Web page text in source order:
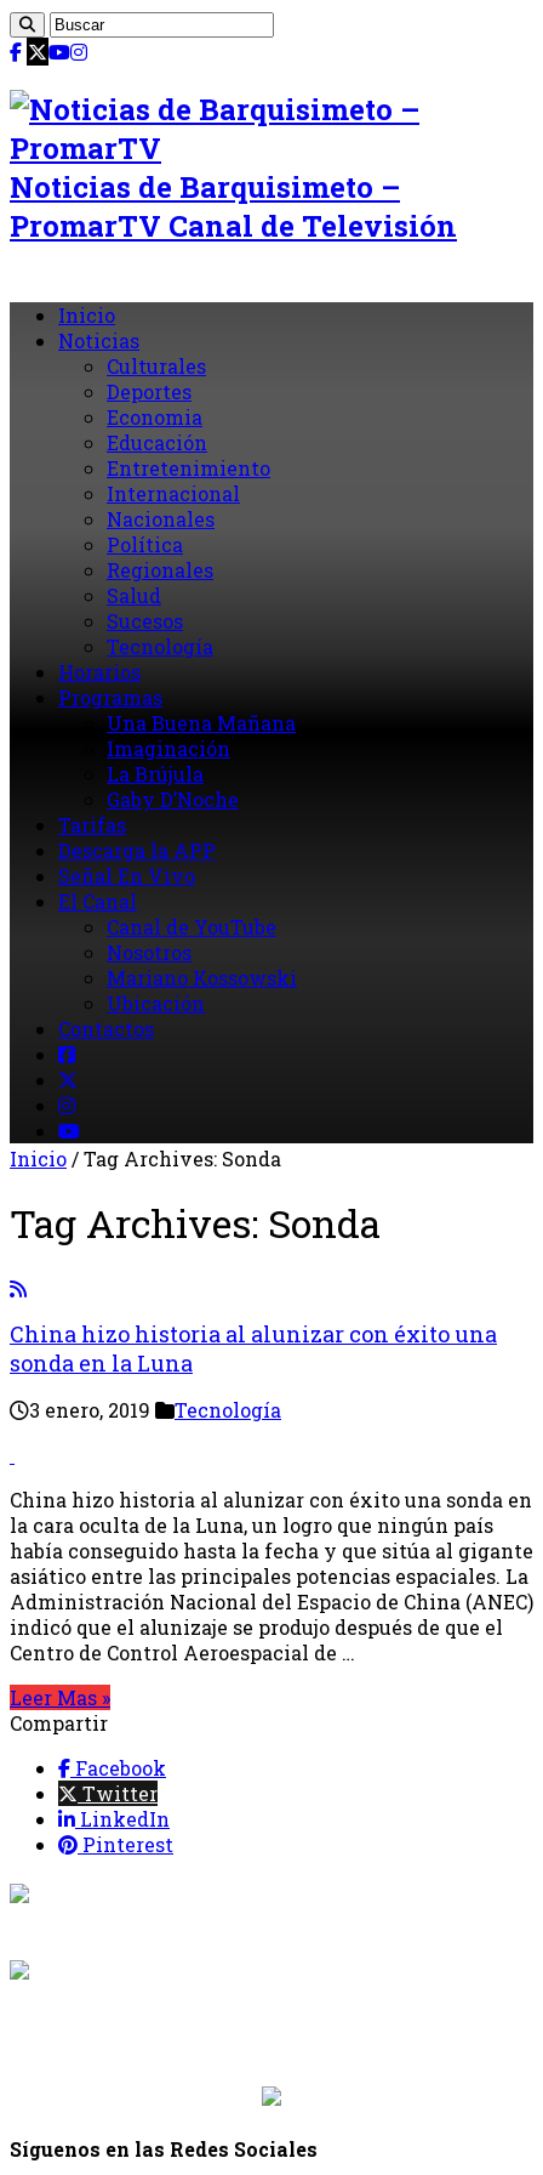
Noticias de Barquisimeto –
PromarTV Canal de Televisión
Inicio
Noticias
Culturales
Deportes
Economia
Educación
Entretenimiento
Internacional
Nacionales
Política
Regionales
Salud
Sucesos
Tecnología
Horarios
Programas
Una Buena Mañana
Imaginación
La Brújula
Gaby D’Noche
Tarifas
Descarga la APP
Señal En Vivo
El Canal
Canal de YouTube
Nosotros
Mariano Kossowski
Ubicación
Contactos
Inicio/Tag Archives: Sonda
Tag Archives: Sonda
China hizo historia al alunizar con éxito una
sonda en la Luna
3 enero, 2019 Tecnología
China hizo historia al alunizar con éxito una sonda en
la cara oculta de la Luna, un logro que ningún país
había conseguido hasta la fecha y que sitúa al gigante
asiático entre las principales potencias espaciales. La
Administración Nacional del Espacio de China (ANEC)
indicó que el alunizaje se produjo después de que el
Centro de Control Aeroespacial de …
Leer Mas »
Compartir
Facebook
Twitter
LinkedIn
Pinterest
Síguenos en las Redes Sociales